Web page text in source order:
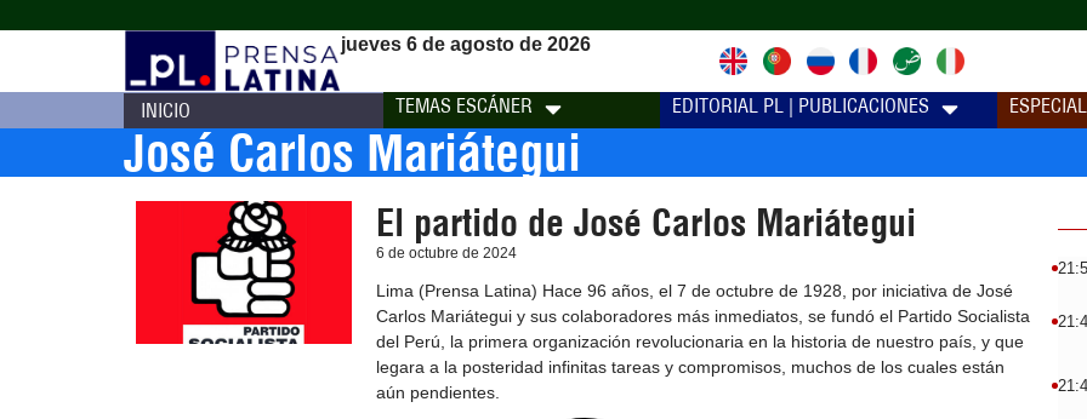
jueves 6 de agosto de 2026
INICIO TEMAS ESCÁNER EDITORIAL PL | PUBLICACIONES
José Carlos Mariátegui
El partido de José Carlos Mariátegui
6 de octubre de 2024
Lima (Prensa Latina) Hace 96 años, el 7 de octubre de 1928, por iniciativa de José
Carlos Mariátegui y sus colaboradores más inmediatos, se fundó el Partido Socialista
del Perú, la primera organización revolucionaria en la historia de nuestro país, y que
legara a la posteridad infinitas tareas y compromisos, muchos de los cuales están
aún pendientes.